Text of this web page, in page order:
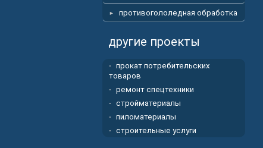
противогололедная обработка
другие проекты
прокат потребительских
товаров
ремонт спецтехники
стройматериалы
пиломатериалы
строительные услуги